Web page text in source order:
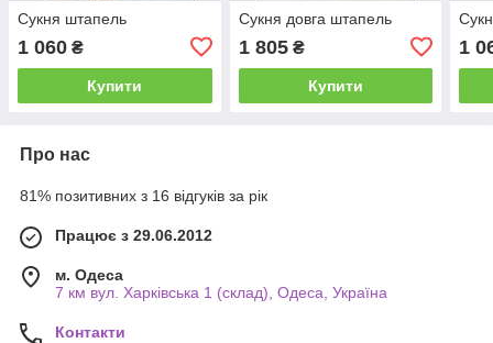
Сукня штапель
1 060 ₴
Купити
Сукня довга штапель
1 805₴
Купити
1
Про нас
81% позитивних з 16 відгуків за рік
Працює з 29.06.2012
м. Одеса
7 км вул. Харківська 1 (склад), Одеса, Україна
Контакти